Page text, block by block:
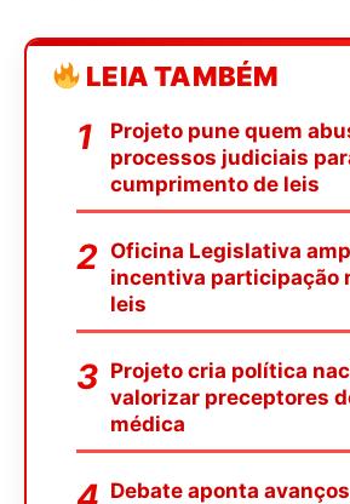
LEIA TAMBÉM
Projeto pune quem
processos judiciais
cumprimento de leis
Oficina Legislativa
incentiva participação
leis
Projeto cria política
valorizar preceptores
médica
Debate aponta